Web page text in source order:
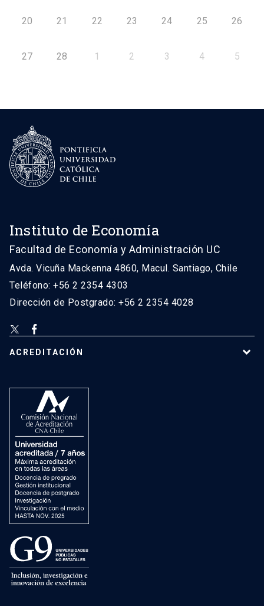
20 21 22 23 24 25 26
27 28 1 2 3 4 5
Instituto de Economía
Facultad de Economía y Administración UC
Avda. Vicuña Mackenna 4860, Macul. Santiago, Chile
Teléfono: +56 2 2354 4303
Dirección de Postgrado: +56 2 2354 4028
ACREDITACIÓN